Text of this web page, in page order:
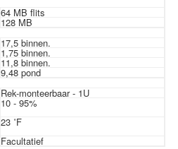
64 MB flits
128 MB
17,5 binnen.
1,75 binnen.
11,8 binnen.
9,48 pond
Rek-monteerbaar - 1U
10 - 95%
23 ˚F
Facultatief